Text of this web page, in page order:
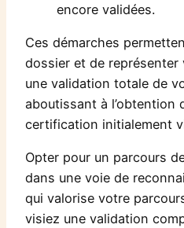
encore validées.
Ces démarches
dossier et de
une validation totale de
aboutissant à l’obtention
certification initialement
Opter pour un parcours
dans une voie de
qui valorise votre
visiez une validation